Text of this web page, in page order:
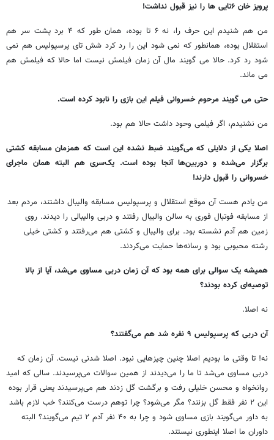
پرویز خان ۶تایی ها را نیز قبول نداشت!
من هم شنیدم این حرف را، نه ۶ تا بوده، همان طور که ۴ برد پشت سر هم
استقلال بوده، همانطور که نمی شود این را رد کرد شش تای پرسپولیس هم نمی
شود رد کرد. حالا می گویند مال آن زمان فیلمش نیست اما حالا که فیلمش هم
می ماند.
حتی می گویند مرحوم خسروانی فیلم این بازی را نابود کرده است.
من نشنیدم، اگر فیلمی وحود داشت حالا هم بود.
اصلا یکی از دلایلی که می‌گویند ضبط نشده این است که همزمان مسابقه کشتی
برگزار می‌شده و دوربین‌ها آنجا بوده است. یک‌سری هم البته همان ماجرای
خسروانی را قبول دارند!
من یادم هست آن موقع استقلال و پرسپولیس مسابقه والیبال داشتند، مردم بعد
از مسابقه فوتبال فوری به سالن والیبال رفتند و دربی والیبالی را دیدند. روی
زمین هم آدم نشسته بود. برای والیبال و کشتی هم می‌رفتند و کشتی خیلی
رشته محبوبی بود و رسانه‌ها حمایت می‌کردند.
همیشه یک سوالی برای همه بود که آن زمان دربی مساوی می‌شد، آیا از بالا
توصیه‌ای کرده بودند؟
نه اصلا.
آن دربی که پرسپولیس ۹ نفره شد هم می‌گفتند؟
نه! تا وقتی ما بودیم اصلا چنین چیزهایی نبود. اصلا شدنی نیست. آن زمان که
دربی مساوی می‌شد تا ما را می‌دیدند از همین سوالات می‌پرسیدند. سالی که امید
روانخواه و محسن خلیلی رفت و برگشت گل زدند هم می‌پرسیدند یعنی قرار بوده
این ۲ نفر فقط گل بزنند؟ مگر می‌شود؟ چرا توهم درست می‌کنند؟ خب لازم باشد
به داور می‌گویند بازی مساوی شود و چرا به ۴۰ نفر آدم ۲ تیم می‌گویند؟ البته
داوران ما اصلا اینطوری نیستند.